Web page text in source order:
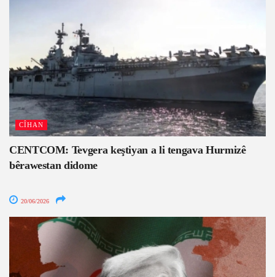
CÎHAN
CENTCOM: Tevgera keştiyan a li tengava Hurmizê
bêrawestan didome
20/06/2026